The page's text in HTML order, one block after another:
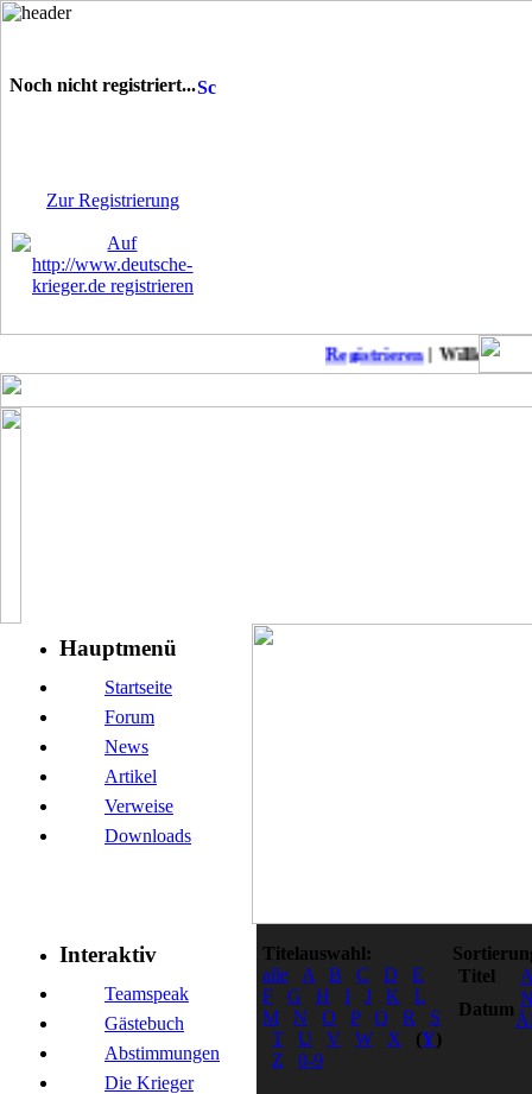
Registrieren| Willkommen
Hauptmenü
Startseite
Forum
News
Artikel
Verweise
Downloads
Interaktiv
Teamspeak
Gästebuch
Abstimmungen
Die Krieger
Titelauswahl:
alle
A B C D
E
F
G H I J K
L
M
N O P Q R
S
T
U V W X (Y)
Z
0-9
Titel
Datum
Noch nicht registriert...
Zur Registrierung